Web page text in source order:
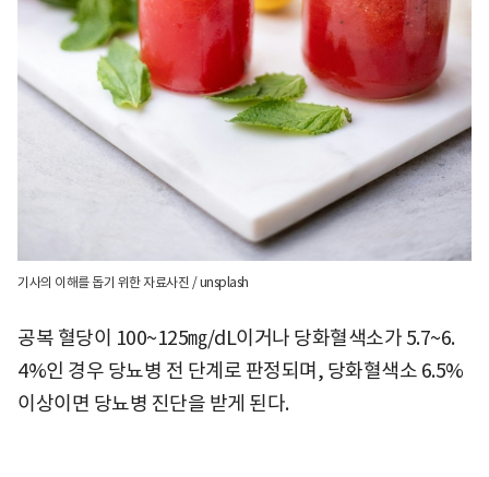
기사의 이해를 돕기 위한 자료사진 / unsplash
공복 혈당이 100~125㎎/dL이거나 당화혈색소가 5.7~6.
4%인 경우 당뇨병 전 단계로 판정되며, 당화혈색소 6.5%
이상이면 당뇨병 진단을 받게 된다.